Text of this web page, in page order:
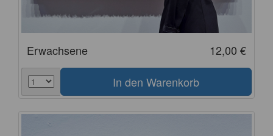
12,00 €
Erwachsene